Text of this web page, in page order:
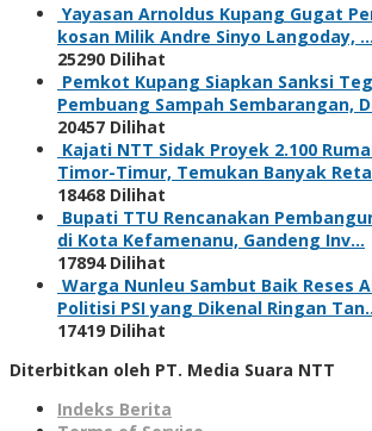
Yayasan Arnoldus Kupang Gugat
kosan Milik Andre Sinyo Langoday, …
25290 Dilihat
Pemkot Kupang Siapkan Sanksi
Pembuang Sampah Sembarangan,
20457 Dilihat
Kajati NTT Sidak Proyek 2.100
Timor-Timur, Temukan Banyak
18468 Dilihat
Bupati TTU Rencanakan
di Kota Kefamenanu, Gandeng Inv…
17894 Dilihat
Warga Nunleu Sambut Baik Reses
Politisi PSI yang Dikenal Ringan
17419 Dilihat
Diterbitkan oleh PT. Media Suara NTT
Indeks Berita